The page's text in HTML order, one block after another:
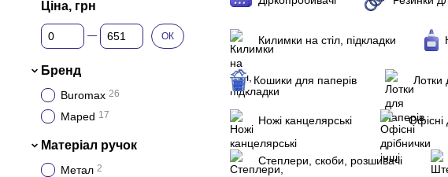
Килимки на стіл, підкладки
Кошики для паперів Лотки
Ножі канцелярські Офісні
Степлери, скоби, розшивачі
Ціна, грн
Від Ціна, грн
До Ціна, грн ОК
Бренд
Buromax 26
Maped 17
Матеріал ручок
Метал 2